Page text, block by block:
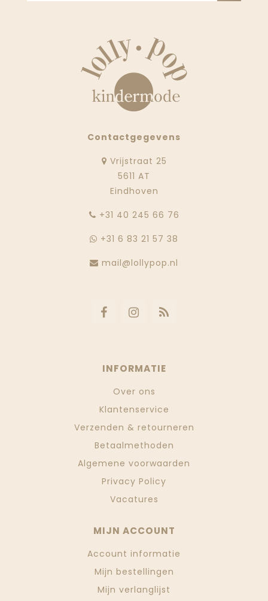
Contactgegevens
Vrijstraat 25
5611 AT
Eindhoven
‭+31 40 245 66 76
+31 6 83 21 57 38
mail@lollypop.nl
INFORMATIE
Over ons
Klantenservice
Verzenden & retourneren
Betaalmethoden
Algemene voorwaarden
Privacy Policy
Vacatures
MIJN ACCOUNT
Account informatie
Mijn bestellingen
Mijn verlanglijst